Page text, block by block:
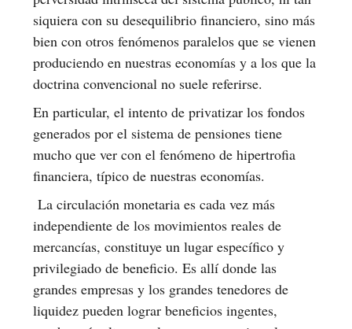
siquiera con su desequilibrio financiero, sino más
bien con otros fenómenos paralelos que se vienen
produciendo en nuestras economías y a los que la
doctrina convencional no suele referirse.
En particular, el intento de privatizar los fondos
generados por el sistema de pensiones tiene
mucho que ver con el fenómeno de hipertrofia
financiera, típico de nuestras economías.
La circulación monetaria es cada vez más
independiente de los movimientos reales de
mercancías, constituye un lugar específico y
privilegiado de beneficio. Es allí donde las
grandes empresas y los grandes tenedores de
liquidez pueden lograr beneficios ingentes,